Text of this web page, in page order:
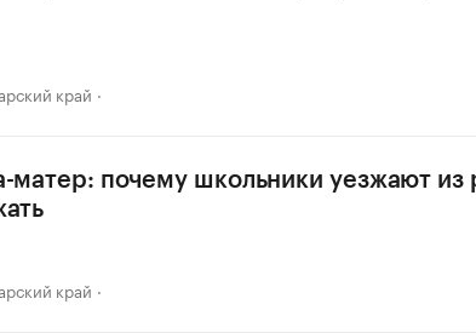
край
матер: почему школьники уезжают из
край